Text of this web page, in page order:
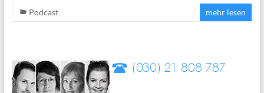
Podcast
mehr lesen